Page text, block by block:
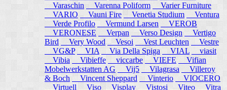
Varaschin
Varenna Poliform
Varier Furniture
VARIO
Vauni Fire Venetia Studium
Ventura
Verde Profilo
Vermund Larsen
VEROB
VERONESE
Verpan Verso Design
Vertigo
Bird
Very Wood Vesoi Vest Leuchten
Vestre
VG&P
VIA Via Della Spiga VIAL
viasit
Vibia
Vibieffe viccarbe VIEFE
Vifian
Mobelwerkstatten AG
Vij5 Vilagrasa
Villeroy
& Boch
Vincent Sheppard Vinterio
VIOCERO
Virtuell
Viso Visplay Vistosi Viteo
Vitra